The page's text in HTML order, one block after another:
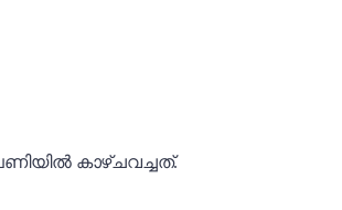
കാഴ്ചവച്ചത്.